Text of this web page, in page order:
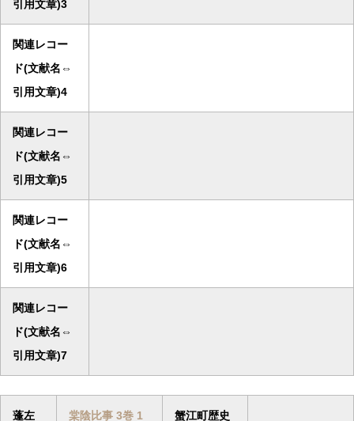
引用文章)3
関連レコー
ド(文献名⇔
引用文章)4
関連レコー
ド(文献名⇔
引用文章)5
関連レコー
ド(文献名⇔
引用文章)6
関連レコー
ド(文献名⇔
引用文章)7
蓬左
棠陰比事 3巻 1
蟹江町歴史